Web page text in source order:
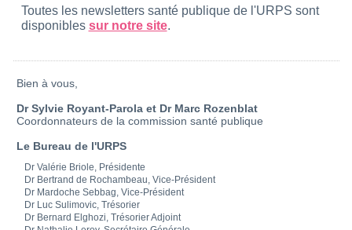
Toutes les newsletters santé publique de l'URPS sont
disponibles sur notre site.
Bien à vous,
Dr Sylvie Royant-Parola et Dr Marc Rozenblat
Coordonnateurs de la commission santé publique
Le Bureau de l'URPS
Dr Valérie Briole, Présidente
Dr Bertrand de Rochambeau, Vice-Président
Dr Mardoche Sebbag, Vice-Président
Dr Luc Sulimovic, Trésorier
Dr Bernard Elghozi, Trésorier Adjoint